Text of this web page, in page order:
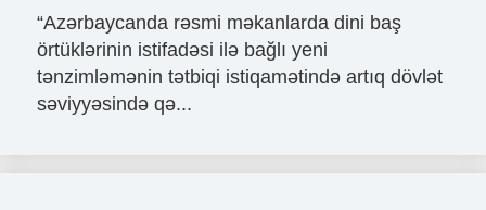
“Azərbaycanda rəsmi məkanlarda dini baş
örtüklərinin istifadəsi ilə bağlı yeni
tənzimləmənin tətbiqi istiqamətində artıq dövlət
səviyyəsində qə...